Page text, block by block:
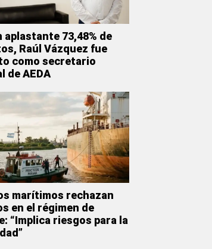
aplastante 73,48% de
Raúl Vázquez fue
como secretario
de AEDA
marítimos rechazan
en el régimen de
“Implica riesgos para la